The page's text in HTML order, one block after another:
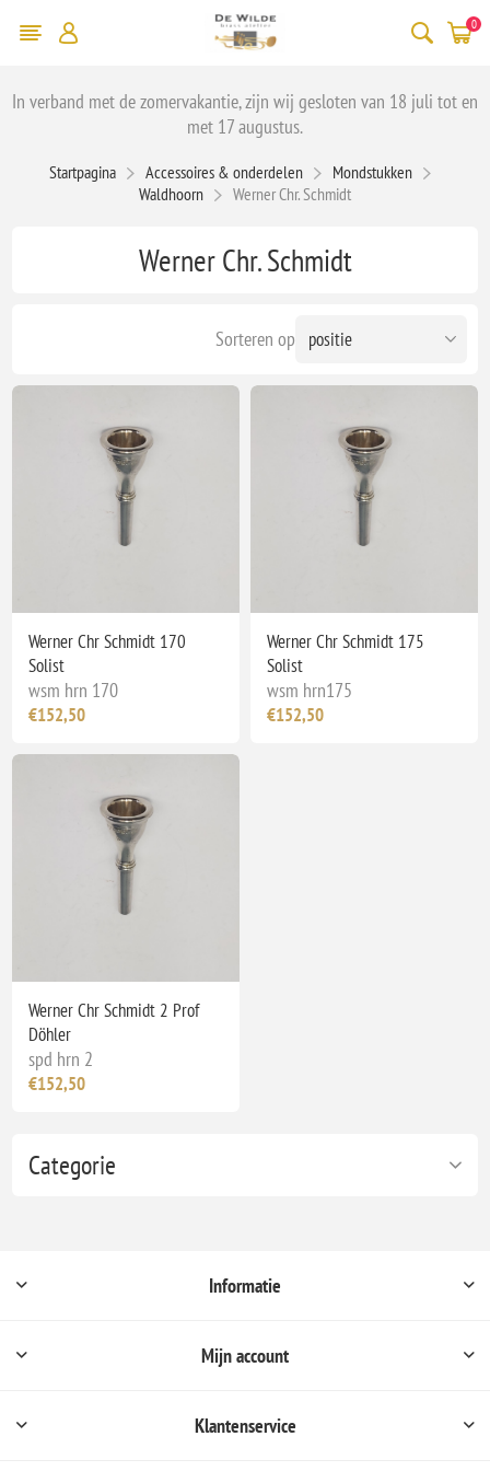
0
In verband met de zomervakantie, zijn wij gesloten van 18 juli tot en
met 17 augustus.
Startpagina Accessoires & onderdelen
Mondstukken
Waldhoorn
Werner Chr. Schmidt
Categorie
Werner Chr. Schmidt
Sorteren op
Werner Chr Schmidt 170
Solist
wsm hrn 170
€152,50
Werner Chr Schmidt 175
Solist
wsm hrn175
€152,50
Werner Chr Schmidt 2 Prof
Döhler
spd hrn 2
€152,50
Informatie
Mijn account
Klantenservice